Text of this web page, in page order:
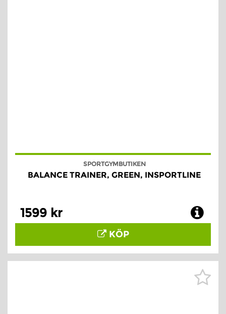
SPORTGYMBUTIKEN
BALANCE TRAINER, GREEN, INSPORTLINE
1599 kr
KÖP